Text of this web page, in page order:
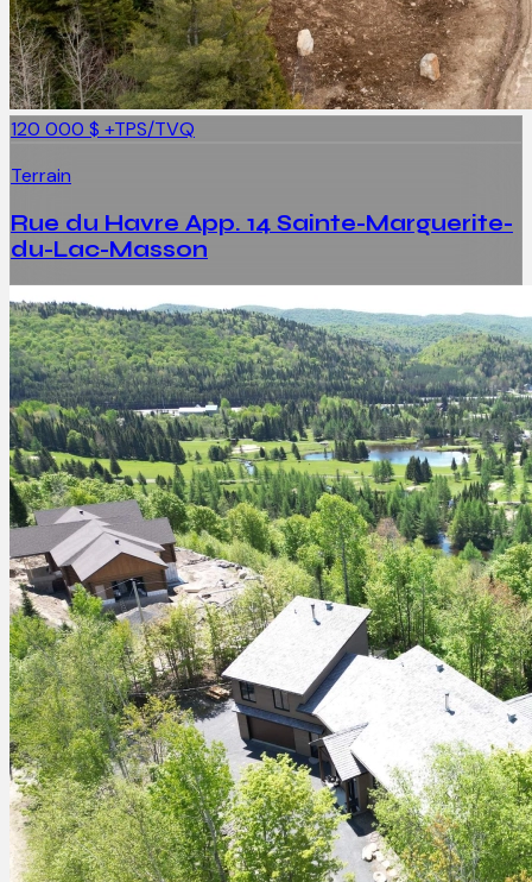
120 000 $ +TPS/TVQ
Terrain
Rue du Havre App. 14 Sainte-Marguerite-
du-Lac-Masson